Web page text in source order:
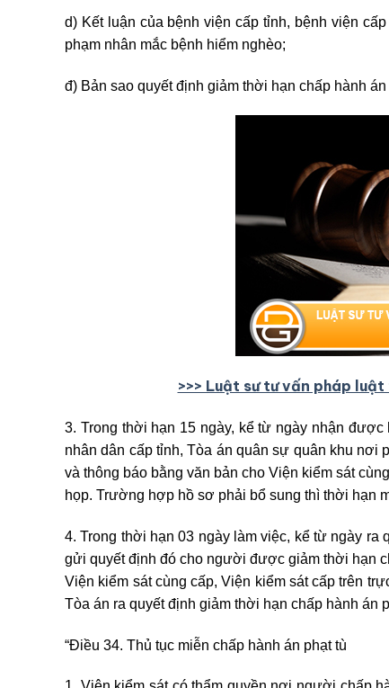
d) Kết luận của bệnh viện cấp tỉnh, bệnh viện
phạm nhân mắc bệnh hiểm nghèo;
đ) Bản sao quyết định giảm thời hạn chấp hành
>>> Luật sư tư vấn pháp
3. Trong thời hạn 15 ngày, kể từ ngày nhận
nhân dân cấp tỉnh, Tòa án quân sự quân khu nơi
và thông báo bằng văn bản cho Viện kiểm sát
họp. Trường hợp hồ sơ phải bổ sung thì thời hạn
4. Trong thời hạn 03 ngày làm việc, kể từ ngày ra
gửi quyết định đó cho người được giảm thời hạn
Viện kiểm sát cùng cấp, Viện kiểm sát cấp trên
Tòa án ra quyết định giảm thời hạn chấp hành án
“Điều 34. Thủ tục miễn chấp hành án phạt tù